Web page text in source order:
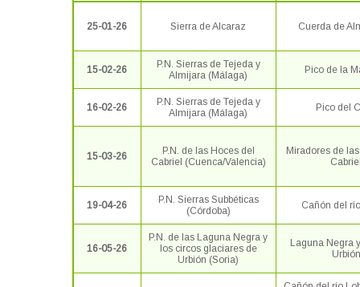
25-01-26 Sierra de Alcaraz Cuerda de
15-02-26
P.N. Sierras de Tejeda y
Almijara (Málaga)
Pico de la
16-02-26
P.N. Sierras de Tejeda y
Almijara (Málaga)
Pico del
15-03-26
P.N. de las Hoces del
Cabriel (Cuenca/Valencia)
Miradores de
19-04-26
P.N. Sierras Subbéticas
(Córdoba)
Cañón del
16-05-26
P.N. de las Laguna Negra y
los circos glaciares de
Urbión (Soria)
Laguna Negra
Urbión